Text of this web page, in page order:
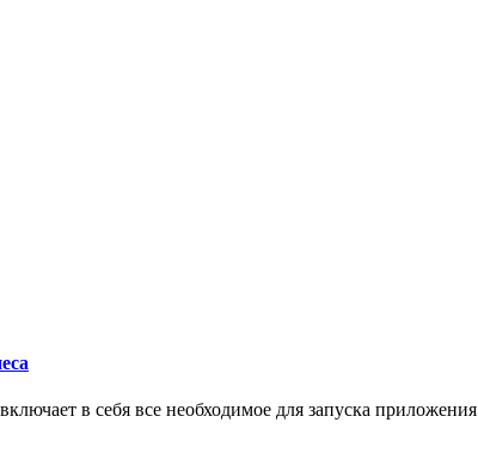
в себя все необходимое для запуска приложения